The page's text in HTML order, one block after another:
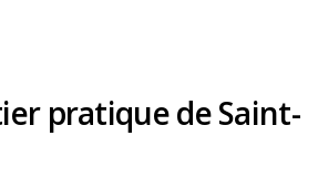
pratique de Saint-